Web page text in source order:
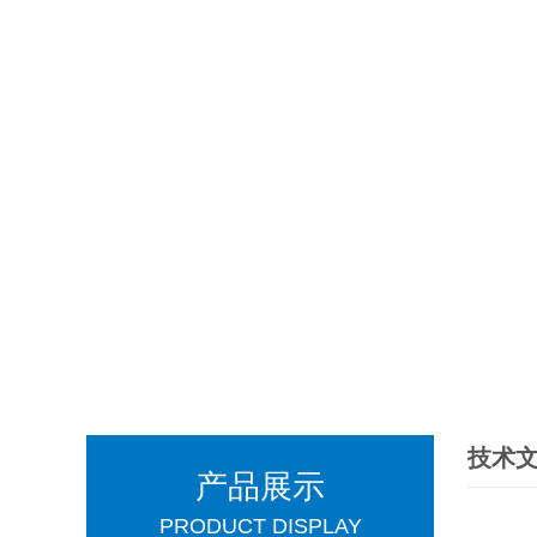
产品展示
PRODUCT DISPLAY
技术